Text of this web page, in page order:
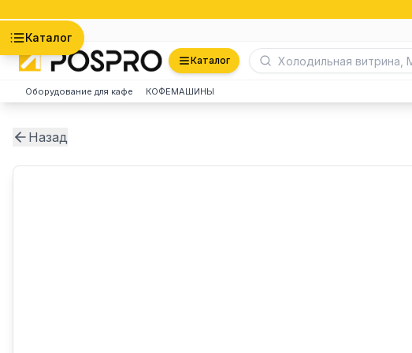
Каталог
Каталог
Оборудование для кафе КОФЕМАШИНЫ
Назад